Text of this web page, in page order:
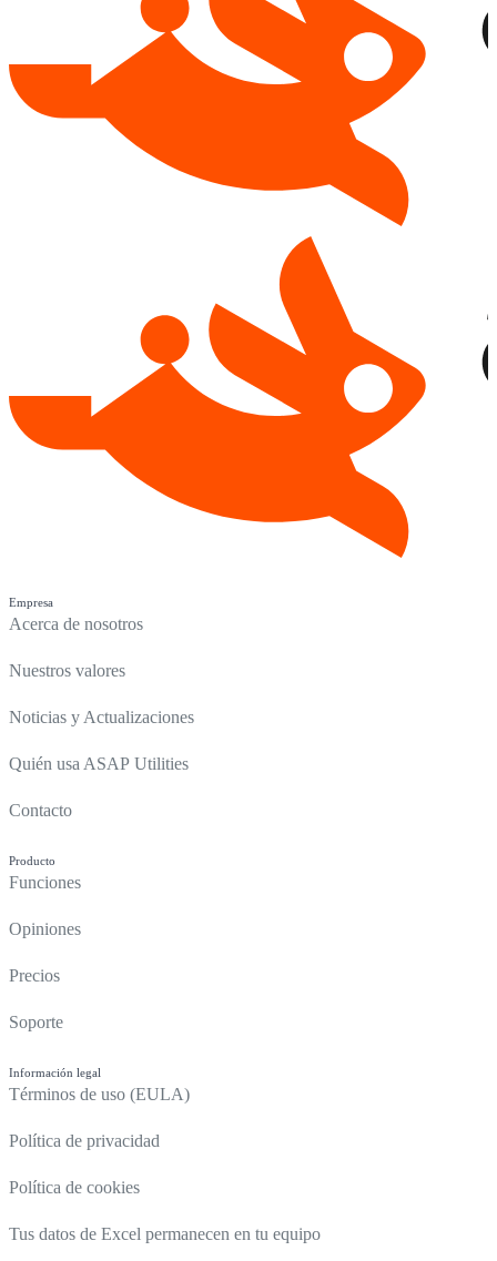
Empresa
Acerca de nosotros
Nuestros valores
Noticias y Actualizaciones
Quién usa ASAP Utilities
Contacto
Producto
Funciones
Opiniones
Precios
Soporte
Información legal
Términos de uso (EULA)
Política de privacidad
Política de cookies
Tus datos de Excel permanecen en tu equipo